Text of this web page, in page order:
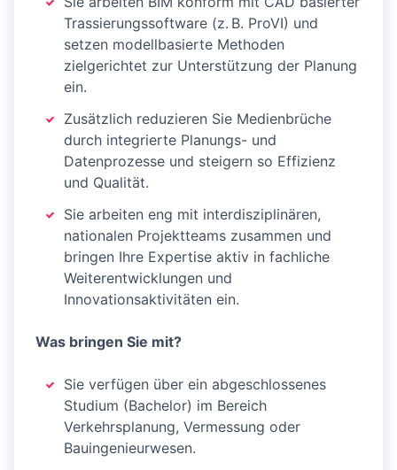
Trassierungssoftware (z. B. ProVI) und
setzen modellbasierte Methoden
zielgerichtet zur Unterstützung der Planung
ein.
Zusätzlich reduzieren Sie Medienbrüche
durch integrierte Planungs- und
Datenprozesse und steigern so Effizienz
und Qualität.
Sie arbeiten eng mit interdisziplinären,
nationalen Projektteams zusammen und
bringen Ihre Expertise aktiv in fachliche
Weiterentwicklungen und
Innovationsaktivitäten ein.
Was bringen Sie mit?
Sie verfügen über ein abgeschlossenes
Studium (Bachelor) im Bereich
Verkehrsplanung, Vermessung oder
Bauingenieurwesen.